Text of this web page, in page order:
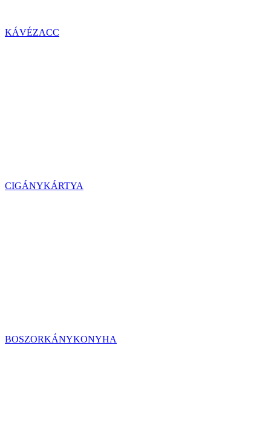
KÁVÉZACC
CIGÁNYKÁRTYA
BOSZORKÁNYKONYHA